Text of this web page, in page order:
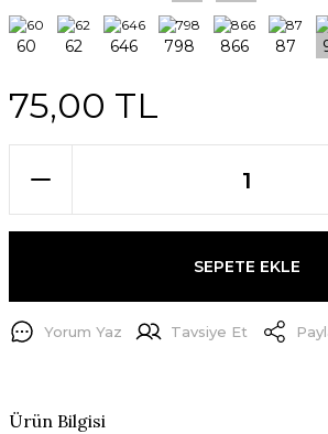
75,00 TL
SEPETE EKLE
Yorum Yaz Tavsiye Et
Ürün Bilgisi